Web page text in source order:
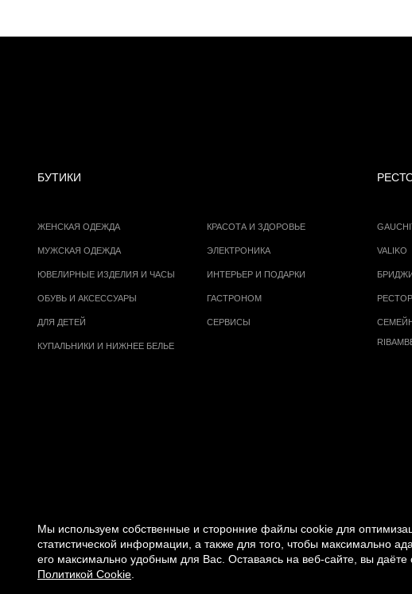
БУТИКИ
ЖЕНСКАЯ ОДЕЖДА
МУЖСКАЯ ОДЕЖДА
ЮВЕЛИРНЫЕ ИЗДЕЛИЯ И ЧАСЫ
ОБУВЬ И АКСЕССУАРЫ
ДЛЯ ДЕТЕЙ
КУПАЛЬНИКИ И НИЖНЕЕ БЕЛЬЕ
КРАСОТА И ЗДОРОВЬЕ
ЭЛЕКТРОНИКА
ИНТЕРЬЕР И ПОДАРКИ
ГАСТРОНОМ
СЕРВИСЫ
VALIKO
© 2007 -2026«ВРЕМЕНА ГОДА»
Мы используем собственные и сторонние файлы cookie для
статистической информации, а также для того, чтобы максимально
его максимально удобным для Вас. Оставаясь на веб-сайте, вы даёте
Политикой Cookie